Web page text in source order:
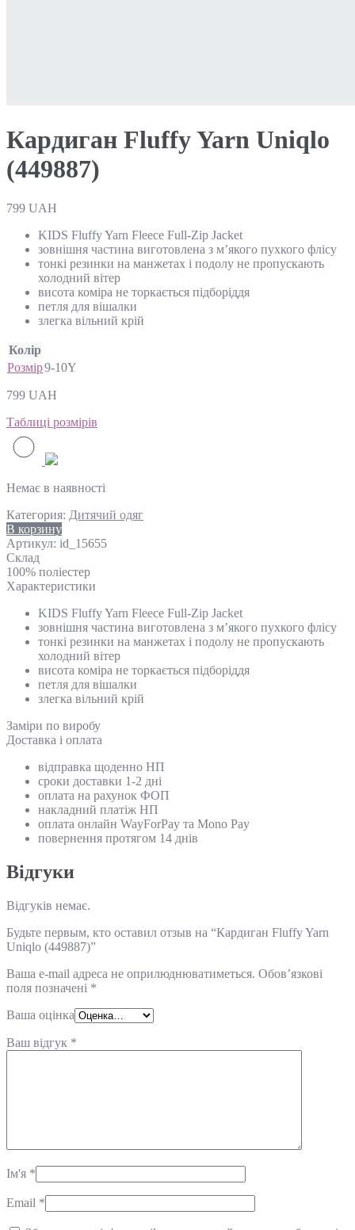
Кардиган Fluffy Yarn Uniqlo
(449887)
799 UAH
KIDS Fluffy Yarn Fleece Full-Zip Jacket
зовнішня частина виготовлена з м’якого пухкого флісу
тонкі резинки на манжетах і подолу не пропускають
холодний вітер
висота коміра не торкається підборіддя
петля для вішалки
злегка вільний крій
Колір
Розмір9-10Y
799 UAH
Таблиці розмірів
Немає в наявності
Категория: Дитячий одяг
В корзину
Артикул: id_15655
Склад
100% поліестер
Характеристики
KIDS Fluffy Yarn Fleece Full-Zip Jacket
зовнішня частина виготовлена з м’якого пухкого флісу
тонкі резинки на манжетах і подолу не пропускають
холодний вітер
висота коміра не торкається підборіддя
петля для вішалки
злегка вільний крій
Замiри по виробу
Доставка і оплата
відправка щоденно НП
сроки доставки 1-2 дні
оплата на рахунок ФОП
накладний платіж НП
оплата онлайн WayForPay та Mono Pay
повернення протягом 14 днів
Відгуки
Відгуків немає.
Будьте первым, кто оставил отзыв на “Кардиган Fluffy Yarn
Uniqlo (449887)”
Ваша e-mail адреса не оприлюднюватиметься. Обов’язкові
поля позначені *
Ваша оцінка
Ваш відгук *
Ім'я *
Email *